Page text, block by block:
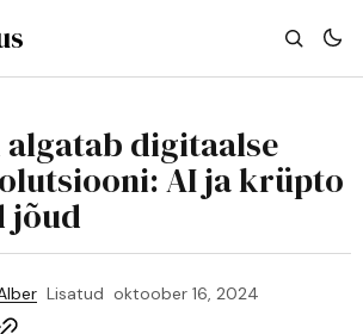
digitaalse
AI ja krüpto
jõud
Lisatud oktoober 16, 2024